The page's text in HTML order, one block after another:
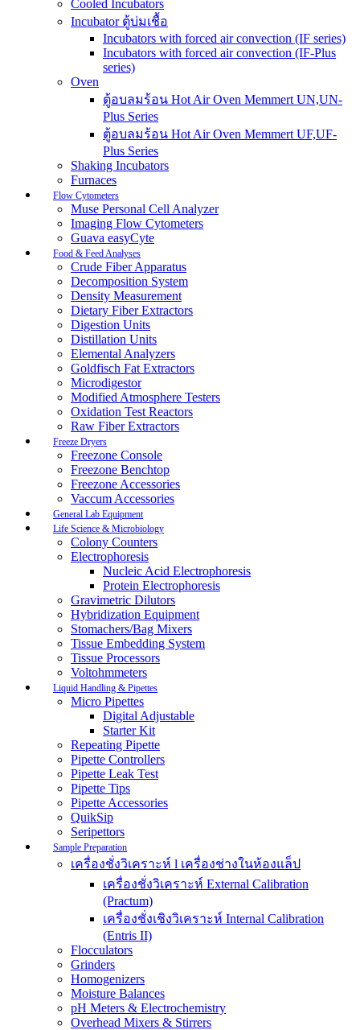
Cooled Incubators
Incubator ตู้บ่มเชื้อ
Incubators with forced air convection (IF series)
Incubators with forced air convection (IF-Plus
series)
Oven
ตู้อบลมร้อน Hot Air Oven Memmert UN,UN-
Plus Series
ตู้อบลมร้อน Hot Air Oven Memmert UF,UF-
Plus Series
Shaking Incubators
Furnaces
Flow Cytometers
Muse Personal Cell Analyzer
Imaging Flow Cytometers
Guava easyCyte
Food & Feed Analyses
Crude Fiber Apparatus
Decomposition System
Density Measurement
Dietary Fiber Extractors
Digestion Units
Distillation Units
Elemental Analyzers
Goldfisch Fat Extractors
Microdigestor
Modified Atmosphere Testers
Oxidation Test Reactors
Raw Fiber Extractors
Freeze Dryers
Freezone Console
Freezone Benchtop
Freezone Accessories
Vaccum Accessories
General Lab Equipment
Life Science & Microbiology
Colony Counters
Electrophoresis
Nucleic Acid Electrophoresis
Protein Electrophoresis
Gravimetric Dilutors
Hybridization Equipment
Stomachers/Bag Mixers
Tissue Embedding System
Tissue Processors
Voltohmmeters
Liquid Handling & Pipettes
Micro Pipettes
Digital Adjustable
Starter Kit
Repeating Pipette
Pipette Controllers
Pipette Leak Test
Pipette Tips
Pipette Accessories
QuikSip
Seripettors
Sample Preparation
เครื่องชั่งวิเคราะห์ l เครื่องช่างในห้องแล็ป
เครื่องชั่งวิเคราะห์ External Calibration
(Practum)
เครื่องชั่งเชิงวิเคราะห์ Internal Calibration
(Entris II)
Flocculators
Grinders
Homogenizers
Moisture Balances
pH Meters & Electrochemistry
Overhead Mixers & Stirrers